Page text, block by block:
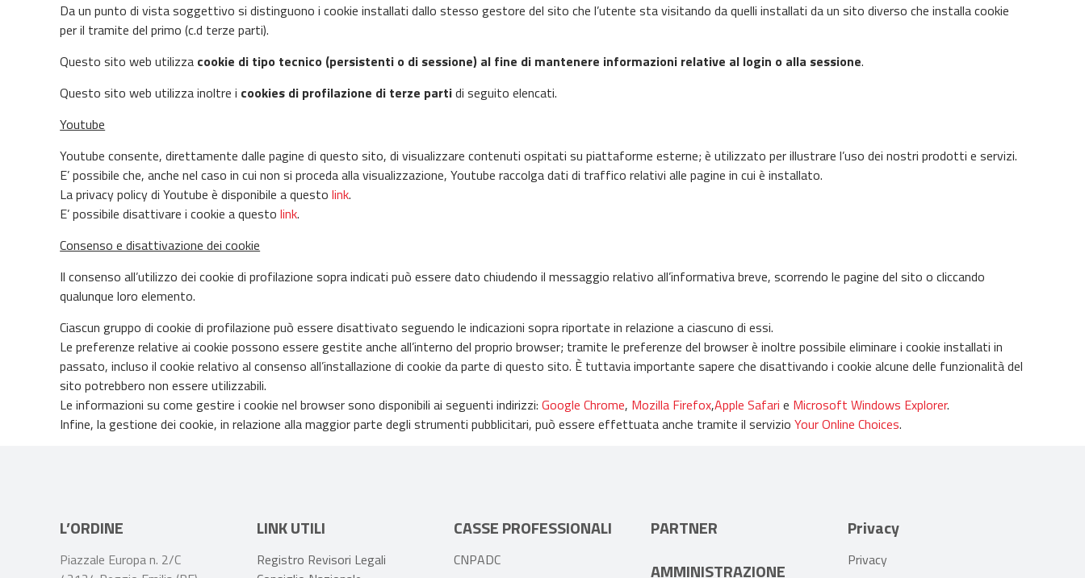
Da un punto di vista soggettivo si distinguono i cookie installati dallo stesso gestore del sito che l’utente sta visitando da quelli installati da un sito diverso che installa cookie
per il tramite del primo (c.d terze parti).
Questo sito web utilizza cookie di tipo tecnico (persistenti o di sessione) al fine di mantenere informazioni relative al login o alla sessione.
Questo sito web utilizza inoltre i cookies di profilazione di terze partidi seguito elencati.
Youtube
Youtube consente, direttamente dalle pagine di questo sito, di visualizzare contenuti ospitati su piattaforme esterne; è utilizzato per illustrare l’uso dei nostri prodotti e servizi.
E’ possibile che, anche nel caso in cui non si proceda alla visualizzazione, Youtube raccolga dati di traffico relativi alle pagine in cui è installato.
La privacy policy di Youtube è disponibile a questolink.
E’ possibile disattivare i cookie a questolink.
Consenso e disattivazione dei cookie
Il consenso all’utilizzo dei cookie di profilazione sopra indicati può essere dato chiudendo il messaggio relativo all’informativa breve, scorrendo le pagine del sito o cliccando
qualunque loro elemento.
Ciascun gruppo di cookie di profilazione può essere disattivato seguendo le indicazioni sopra riportate in relazione a ciascuno di essi.
Le preferenze relative ai cookie possono essere gestite anche all’interno del proprio browser; tramite le preferenze del browser è inoltre possibile eliminare i cookie installati in
passato, incluso il cookie relativo al consenso all’installazione di cookie da parte di questo sito. È tuttavia importante sapere che disattivando i cookie alcune delle funzionalità del
sito potrebbero non essere utilizzabili.
Le informazioni su come gestire i cookie nel browser sono disponibili ai seguenti indirizzi:Google Chrome, Mozilla Firefox,Apple Safari e Microsoft Windows Explorer.
Infine, la gestione dei cookie, in relazione alla maggior parte degli strumenti pubblicitari, può essere effettuata anche tramite il servizioYour Online Choices.
L’ORDINE
Piazzale Europa n. 2/C
LINK UTILI
Registro Revisori Legali
CASSE PROFESSIONALI
CNPADC
PARTNER
AMMINISTRAZIONE
Privacy
Privacy